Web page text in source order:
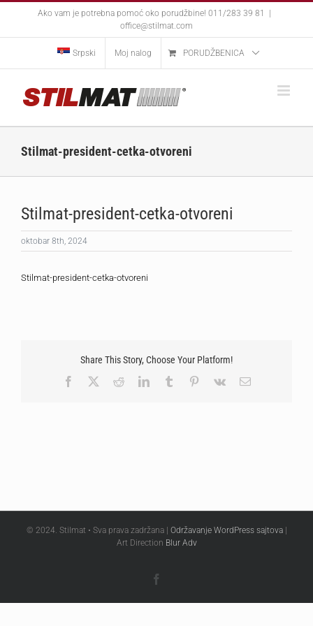
Ako vam je potrebna pomoć oko porudžbine! 011/283 39 81
office@stilmat.com
Srpski Moj nalog PORUDŽBENICA
Stilmat-president-cetka-otvoreni
Stilmat-president-cetka-otvoreni
oktobar 8th, 2024
Stilmat-president-cetka-otvoreni
Share This Story, Choose Your Platform!
Facebook
RedditLinkedInTumblr Pinterest
Vk Email
© 2024. Stilmat • Sva prava zadržana | Održavanje WordPress sajtova|
Art Direction Blur Adv